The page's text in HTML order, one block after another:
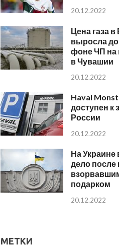
20.12.2022
Цена газа
выросла до
фоне ЧП на
в Чувашии
20.12.2022
Haval
доступен к
России
20.12.2022
На Украине
дело после
подарком
20.12.2022
МЕТКИ